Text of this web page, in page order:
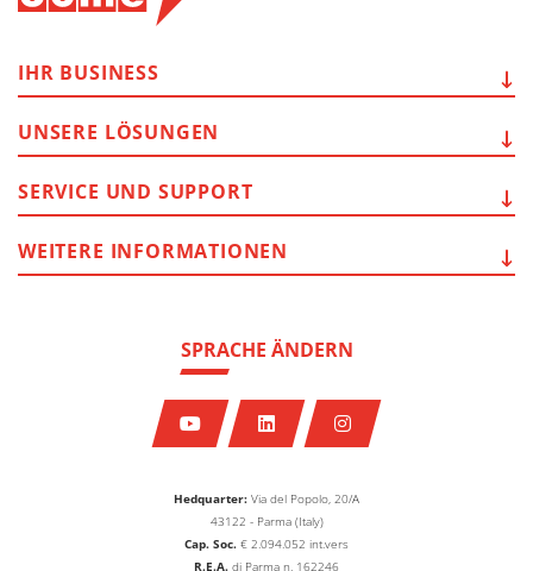
Hedquarter: Via del Popolo, 20/A
43122 - Parma (Italy)
Cap. Soc. € 2.094.052 int.vers
R.E.A. di Parma n. 162246
SPRACHE ÄNDERN
IHR BUSINESS
UNSERE LÖSUNGEN
SERVICE UND SUPPORT
WEITERE INFORMATIONEN